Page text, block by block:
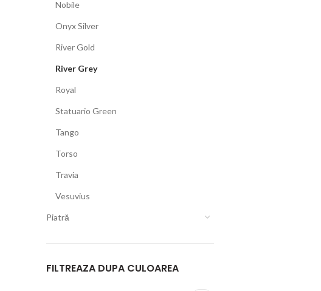
Nobile
Onyx Silver
River Gold
River Grey
Royal
Statuario Green
Tango
Torso
Travia
Vesuvius
Piatră
FILTREAZA DUPA CULOAREA